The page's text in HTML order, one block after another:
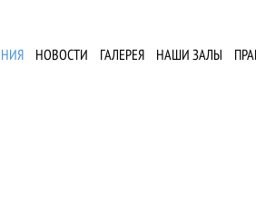
НОВОСТИ ГАЛЕРЕЯ НАШИ ЗАЛЫ